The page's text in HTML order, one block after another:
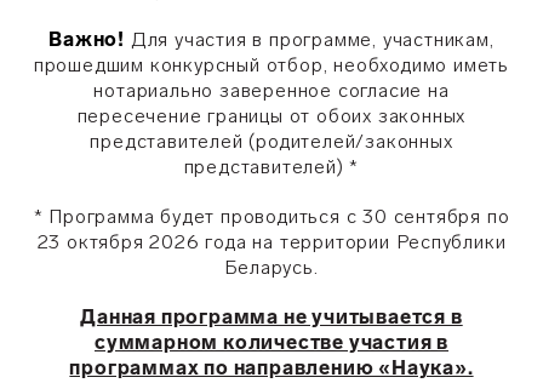
Важно! Для участия в программе, участникам,
прошедшим конкурсный отбор, необходимо иметь
нотариально заверенное согласие на
пересечение границы от обоих законных
представителей (родителей/законных
представителей) *
* Программа будет проводиться с 30 сентября по
23 октября 2026 года на территории Республики
Беларусь.
Данная программа не учитывается в
суммарном количестве участия в
программах по направлению «Наука».